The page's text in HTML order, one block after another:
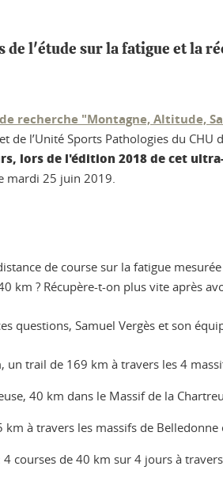
de l'étude sur la fatigue et la
recherche "Montagne, Altitude,
de l’Unité Sports Pathologies du
lors de l'édition 2018 de cet
mardi 25 juin 2019.
de course sur la fatigue
km ? Récupère-t-on plus vite après
questions, Samuel Vergès et son
un trail de 169 km à travers les 4
40 km dans le Massif de la
à travers les massifs de Belledonne
courses de 40 km sur 4 jours à